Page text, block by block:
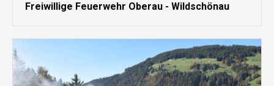
Freiwillige Feuerwehr Oberau - Wildschönau